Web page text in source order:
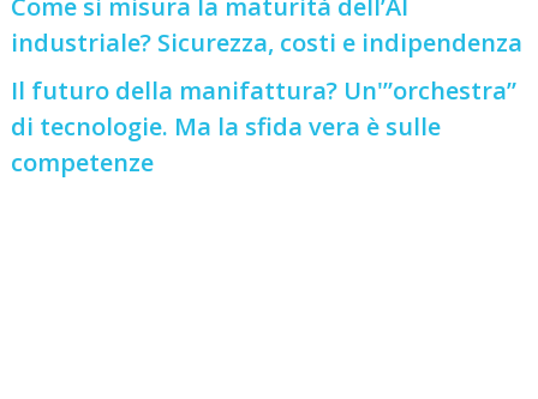
Come si misura la maturità dell’AI
industriale? Sicurezza, costi e indipendenza
Il futuro della manifattura? Un'”orchestra”
di tecnologie. Ma la sfida vera è sulle
competenze